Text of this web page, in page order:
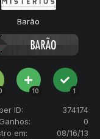
Barão
10 1
ID:
374174
0
em:
08/16/13